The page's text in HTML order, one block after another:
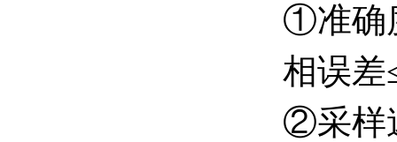
①准确
相误差
②采样